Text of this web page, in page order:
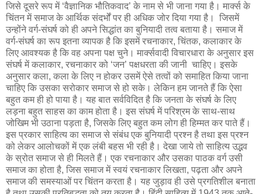
जिसे दूसरे रूप में ‘वैज्ञानिक भौतिकवाद’ के नाम से भी जाना गया है। मार्क्स के
चिंतन में समाज के आर्थिक संदर्भों पर ही अधिक जोर दिया गया है। जिसमें
उन्होंने वर्ग-संघर्ष को ही अपने सिद्धांत का बुनियादी तत्व बताया है। समाज में
वर्ग-संघर्ष का रूप इतना व्यापक है कि इसमें रचनाकार, चिंतक, कलाकार के
लिए आवश्यक है कि वह अपना पक्ष चुने। मार्क्सवादी विचारधारा के अनुसार इस
संघर्ष में कलाकार, रचनाकार को ‘जन’ पक्षधरता की जानी चाहिए। इसके
अनुसार कला, कला के लिए न होकर उसमें ऐसे तत्वों को समाहित किया जाना
चाहिए कि उसका सरोकार समाज से हो सके। लेकिन हम जानते हैं कि ऐसा
बहुत कम ही हो पाया है। यह बात सर्वविदित है कि जनता के संघर्ष के लिए
लड़ना बहुत साहस का काम होता है। इस संघर्ष में परिश्रम के साथ-साथ
जोखिम भी उठाना पड़ता है, जिसके लिए बहुत कम लोग ही हिम्मत कर पाते हैं।
इस प्रकार साहित्य का समाज से संबंध एक बुनियादी प्रश्न है तथा इस प्रश्न
को लेकर आलोचकों में एक लंबी बहस भी रही है। देखा जाये तो साहित्य उद्भव
के स्रोत समाज से ही मिलते हैं। एक रचनाकार और उसका पाठक वर्ग उसी
समाज का होता है, जिस समाज में स्वयं रचनाकार लिखता, पढ़ता और अपने
समाज की समस्याओं पर चिंतन करता है। यह जुड़ाव ही उसे प्रगतिशील बनाता